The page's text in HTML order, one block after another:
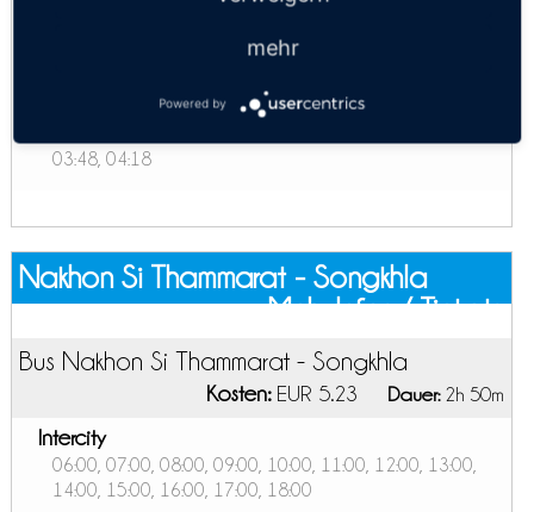
03:09, 03:48, 06:09
03:48, 04:18
Nakhon Si Thammarat - Songkhla
Mehr Infos / Tickets
Bus Nakhon Si Thammarat - Songkhla
Kosten:EUR 5.23 Dauer:2h 50m
Intercity
06:00, 07:00, 08:00, 09:00, 10:00, 11:00, 12:00, 13:00,
14:00, 15:00, 16:00, 17:00, 18:00
mehr
Powered by